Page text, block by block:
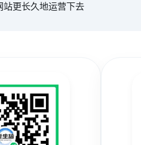
更长久地运营下去